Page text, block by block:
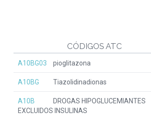
CÓDIGOS ATC
A10BG03 pioglitazona
A10BG Tiazolidinadionas
A10B
DROGAS HIPOGLUCEMIANTES
EXCLUIDOS INSULINAS